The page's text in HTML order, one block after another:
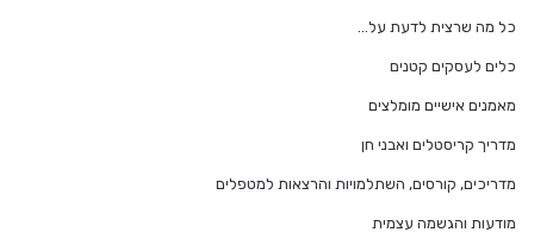
כל מה שרצית לדעת על…
כלים לעסקים קטנים
מאמנים אישיים מומלצים
מדריך קריסטלים ואבני חן
מדריכים, קורסים, השתלמויות והרצאות למטפלים
מודעות והגשמה עצמית